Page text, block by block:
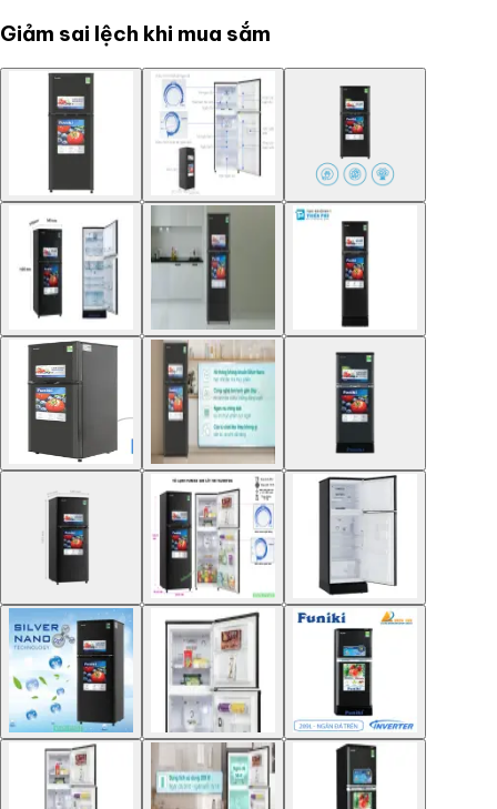
Giảm sai lệch khi mua sắm